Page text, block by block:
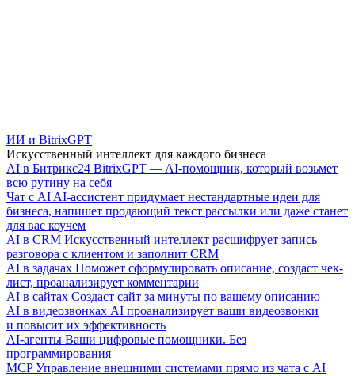
ИИ и BitrixGPT
Искусственный интеллект для каждого бизнеса
AI в Битрикс24 BitrixGPT — AI-помощник, который возьмет
всю рутину на себя
Чат с AI AI-ассистент придумает нестандартные идеи для
бизнеса, напишет продающий текст рассылки или даже станет
для вас коучем
AI в CRM Искусственный интеллект расшифрует запись
разговора с клиентом и заполнит CRM
AI в задачах Поможет сформулировать описание, создаст чек-
лист, проанализирует комментарии
AI в сайтах Создаст сайт за минуты по вашему описанию
AI в видеозвонках AI проанализирует ваши видеозвонки
и повысит их эффективность
AI-агенты Ваши цифровые помощники. Без
программирования
MCP Управление внешними системами прямо из чата с AI